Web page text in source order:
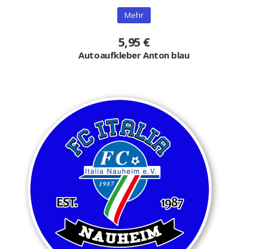
KONFIGURATOR
Mehr
5,95 €
Autoaufkleber Anton blau